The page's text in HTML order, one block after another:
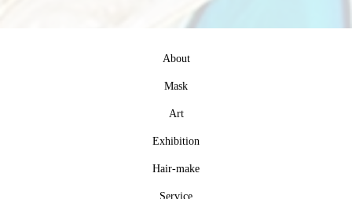
About
Mask
Art
Exhibition
Hair-make
Service